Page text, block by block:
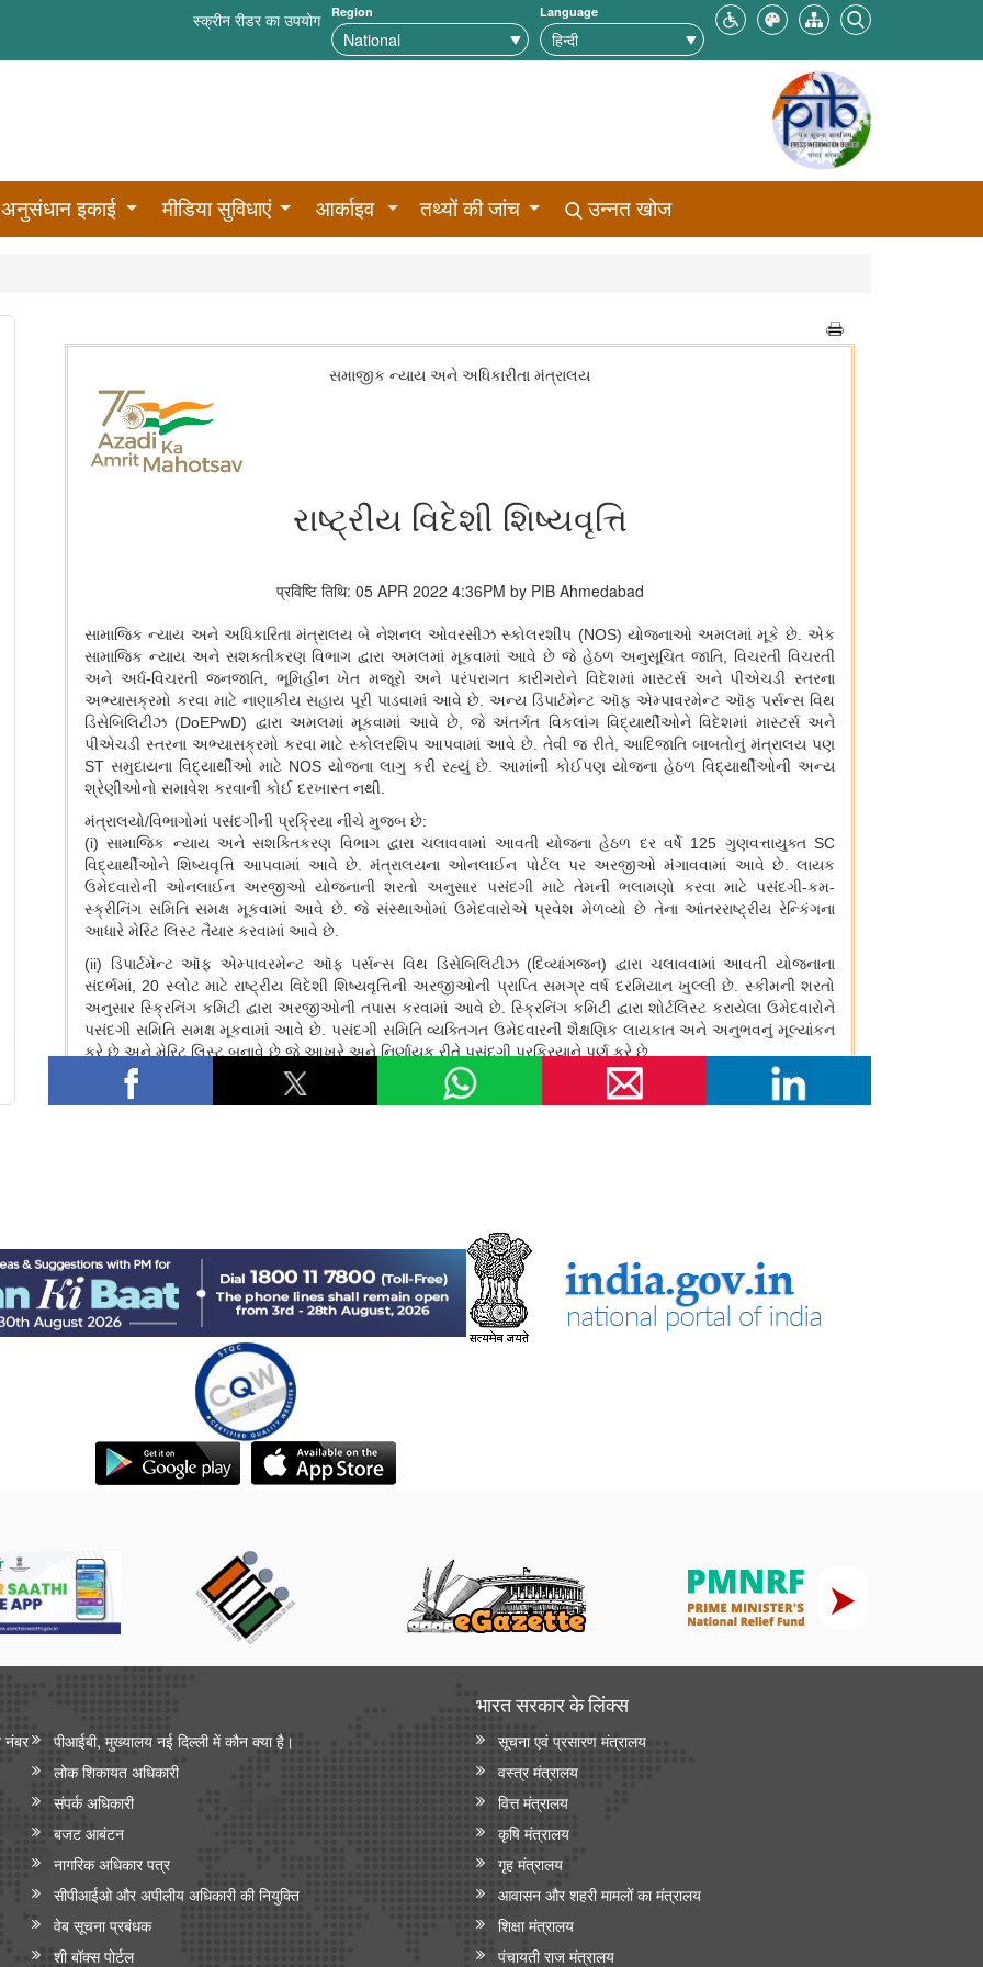
स्क्रीन रीडर का उपयोग Region Language
अनुसंधान इकाई मीडिया सुविधाएं आर्काइव तथ्यों की जांच उन्नत खोज
नंबर
पीआईबी, मुख्यालय नई दिल्ली में कौन क्या है।
लोक शिकायत अधिकारी
संपर्क अधिकारी
बजट आबंटन
नागरिक अधिकार पत्र
सीपीआईओ और अपी‍लीय अधिकारी की नियुक्ति
वेब सूचना प्रबंधक
शी बॉक्स पोर्टल
भारत सरकार के लिंक्‍स
सूचना एवं प्रसारण मंत्रालय
वस्त्र मंत्रालय
वित्त मंत्रालय
कृषि मंत्रालय
गृह मंत्रालय
आवासन और शहरी मामलों का मंत्रालय
शिक्षा मंत्रालय
पंचायती राज मंत्रालय